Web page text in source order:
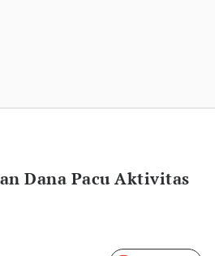
Dana Pacu Aktivitas